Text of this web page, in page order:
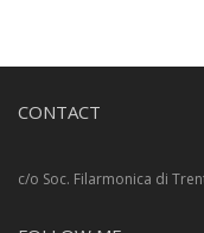
CONTACT
c/o Soc. Filarmonica di